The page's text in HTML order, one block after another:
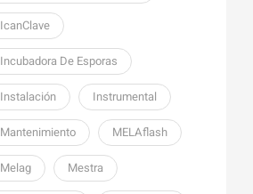
IcanClave
Incubadora De Esporas
Instalación Instrumental
Mantenimiento MELAflash
Melag Mestra